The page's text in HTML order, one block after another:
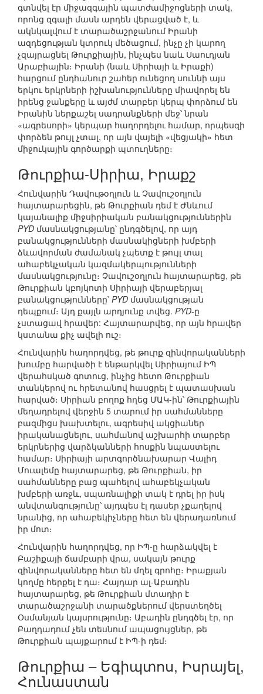
գտնվել էր միջազգային պատժամիջոցների տակ,
որոնց զգալի մասն արդեն վերացված է, և
ակնկալվում է տարածաշրջանում Իրանի
ազդեցության կտրուկ մեծացում, ինչը չի կարող
չզայրացնել Թուրքիային, ինչպես նաև Սաուդյան
Արաբիային։ Իրանի (նաև Սիրիայի և Իրաքի)
հարցում ընդհանուր շահեր ունեցող սուննի այս
երկու երկրների իշխանությունները միավորել են
իրենց ջանքերը և այժմ տարբեր կերպ փորձում են
Իրանին ներքաշել սադրանքների մեջ՝ նրան
«ագրեսորի» կերպար հաղորդելու համար, որպեսզի
փորձեն թույլ չտալ, որ այն վայելի «վեցյակի» հետ
միջուկային գործարքի պտուղները։
Թուրքիա-Սիրիա, Իրաքշ
Հունվարին Դավութօղլուն և Չավուշօղլուն
հայտարարեցին, թե Թուրքիան դեմ է Ժնևում
կայանալիք միջսիրիական բանակցություններին
PYD մասնակցությանը՝ ընդգծելով, որ այդ
բանակցությունների մասնակիցների խմբերի
ձևավորման ժամանակ չպետք է թույլ տալ
ահաբեկչական կազմակերպությունների
մասնակցությունը։ Չավուշօղլուն հայտարարեց, թե
Թուրքիան կբոյկոտի Սիրիայի վերաբերյալ
բանակցությունները՝ PYD մասնակցության
դեպքում։ Այդ քայլն արդյունք տվեց. PYD-ը
չստացավ հրավեր: Հայտարարվեց, որ այն հրավեր
կստանա քիչ ավելի ուշ։
Հունվարին հաղորդվեց, թե թուրք զինվորականների
խումբը հարվածի է ենթարկվել Սիրիայում ԻՊ
վերահսկած գոտուց, ինչից հետո Թուրքիան
տանկերով ու հրետանով հասցրել է պատասխան
հարված։ Սիրիան բողոք հղեց ՄԱԿ-ին՝ Թուրքիային
մեղադրելով վերջին 5 տարում իր սահմանները
բազմիցս խախտելու, ագրեսիվ ակցիաներ
իրականացնելու, սահմանով աշխարհի տարբեր
երկրներից վարձկանների հոսքին նպաստելու
համար։ Սիրիայի արտգործնախարար Վալիդ
Մուալեմը հայտարարեց, թե Թուրքիան, իր
սահմանները բաց պահելով ահաբեկչական
խմբերի առջև, սպառնալիքի տակ է դրել իր իսկ
անվտանգությունը՝ այդպես էլ դասեր չքաղելով
նրանից, որ ահաբեկիչները հետ են վերադառնում
իր մոտ։
Հունվարին հաղորդվեց, որ ԻՊ-ը հարձակվել է
Բաշիքայի ճամբարի վրա, սակայն թուրք
զինվորականները հետ են մղել գրոհը։ Իրաքյան
կողմը հերքել է դա։ Հայդար ալ-Աբադին
հայտարարեց, թե Թուրքիան մտադիր է
տարածաշրջանի տարածքներում վերստեղծել
Օսմանյան կայսրությունը։ Աբադին ընդգծել էր, որ
Բաղդադում չեն տեսնում ապացույցներ, թե
Թուրքիան պայքարում է ԻՊ-ի դեմ։
Թուրքիա – Եգիպտոս, Իսրայել,
Հունաստան